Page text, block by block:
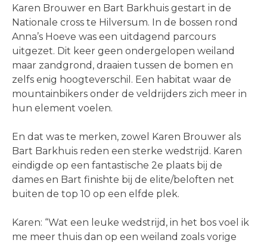
Karen Brouwer en Bart Barkhuis gestart in de
Nationale cross te Hilversum. In de bossen rond
Anna’s Hoeve was een uitdagend parcours
uitgezet. Dit keer geen ondergelopen weiland
maar zandgrond, draaien tussen de bomen en
zelfs enig hoogteverschil. Een habitat waar de
mountainbikers onder de veldrijders zich meer in
hun element voelen.
En dat was te merken, zowel Karen Brouwer als
Bart Barkhuis reden een sterke wedstrijd. Karen
eindigde op een fantastische 2e plaats bij de
dames en Bart finishte bij de elite/beloften net
buiten de top 10 op een elfde plek.
Karen: “Wat een leuke wedstrijd, in het bos voel ik
me meer thuis dan op een weiland zoals vorige